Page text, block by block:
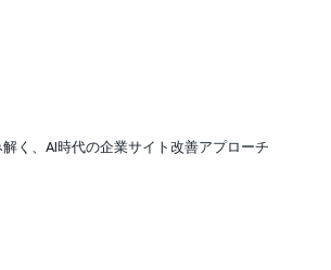
く、AI時代の企業サイト改善アプローチ